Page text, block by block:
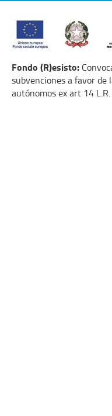
Fondo (R)esisto:
subvenciones a favor de
autónomos ex art 14